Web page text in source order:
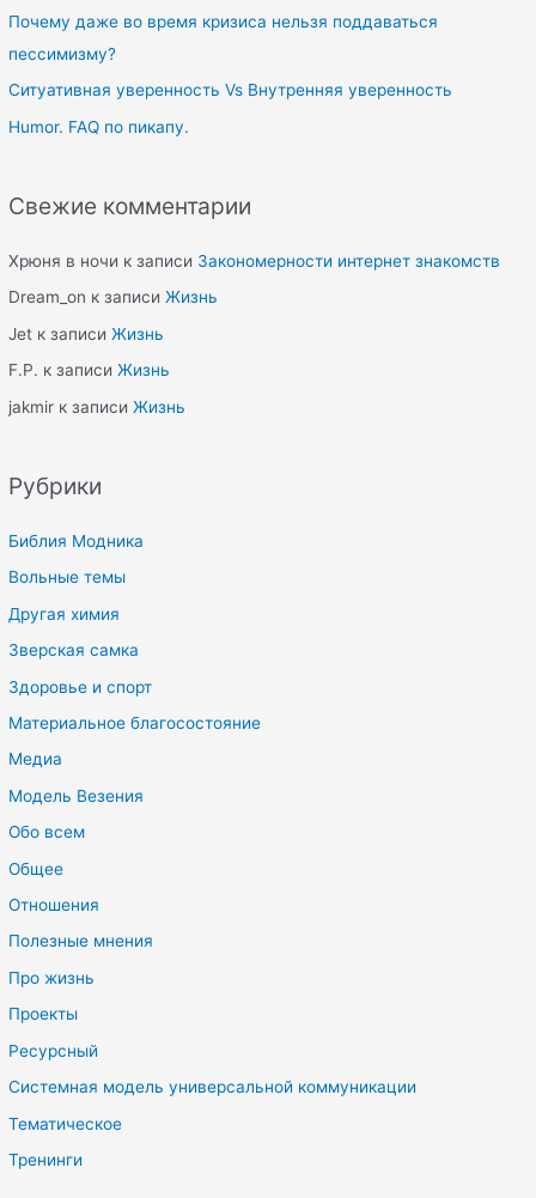
o
Почему даже во время кризиса нельзя поддаваться
пессимизму?
Ситуативная уверенность Vs Внутренняя уверенность
Humor. FAQ по пикапу.
Свежие комментарии
Хрюня в ночи к записи Закономерности интернет знакомств
Dream_on к записиЖизнь
Jet к записиЖизнь
F.P. к записиЖизнь
jakmir к записиЖизнь
Рубрики
Библия Модника
Вольные темы
Другая химия
Зверская самка
Здоровье и спорт
Материальное благосостояние
Медиа
Модель Везения
Обо всем
Общее
Отношения
Полезные мнения
Про жизнь
Проекты
Ресурсный
Системная модель универсальной коммуникации
Тематическое
Тренинги